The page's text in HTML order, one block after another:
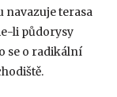
navazuje terasa
li půdorysy
se o radikální